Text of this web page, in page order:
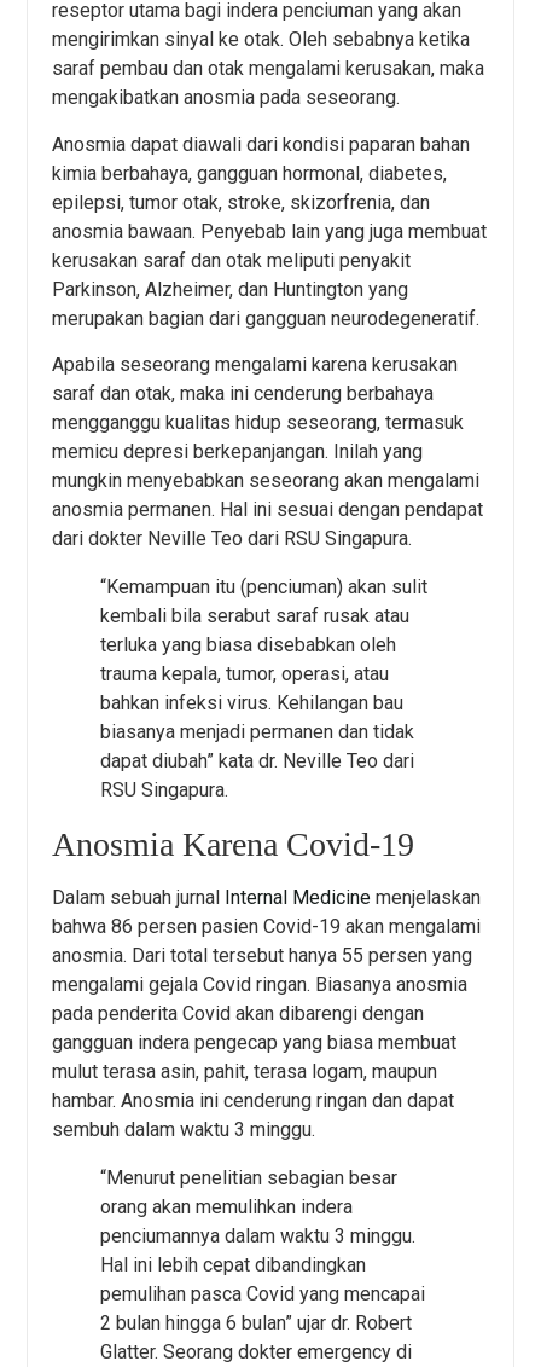
reseptor utama bagi indera penciuman yang akan
mengirimkan sinyal ke otak. Oleh sebabnya ketika
saraf pembau dan otak mengalami kerusakan, maka
mengakibatkan anosmia pada seseorang.
Anosmia dapat diawali dari kondisi paparan bahan
kimia berbahaya, gangguan hormonal, diabetes,
epilepsi, tumor otak, stroke, skizorfrenia, dan
anosmia bawaan. Penyebab lain yang juga membuat
kerusakan saraf dan otak meliputi penyakit
Parkinson, Alzheimer, dan Huntington yang
merupakan bagian dari gangguan neurodegeneratif.
Apabila seseorang mengalami karena kerusakan
saraf dan otak, maka ini cenderung berbahaya
mengganggu kualitas hidup seseorang, termasuk
memicu depresi berkepanjangan. Inilah yang
mungkin menyebabkan seseorang akan mengalami
anosmia permanen. Hal ini sesuai dengan pendapat
dari dokter Neville Teo dari RSU Singapura.
“Kemampuan itu (penciuman) akan sulit
kembali bila serabut saraf rusak atau
terluka yang biasa disebabkan oleh
trauma kepala, tumor, operasi, atau
bahkan infeksi virus. Kehilangan bau
biasanya menjadi permanen dan tidak
dapat diubah” kata dr. Neville Teo dari
RSU Singapura.
Anosmia Karena Covid-19
Dalam sebuah jurnal Internal Medicine menjelaskan
bahwa 86 persen pasien Covid-19 akan mengalami
anosmia. Dari total tersebut hanya 55 persen yang
mengalami gejala Covid ringan. Biasanya anosmia
pada penderita Covid akan dibarengi dengan
gangguan indera pengecap yang biasa membuat
mulut terasa asin, pahit, terasa logam, maupun
hambar. Anosmia ini cenderung ringan dan dapat
sembuh dalam waktu 3 minggu.
“Menurut penelitian sebagian besar
orang akan memulihkan indera
penciumannya dalam waktu 3 minggu.
Hal ini lebih cepat dibandingkan
pemulihan pasca Covid yang mencapai
2 bulan hingga 6 bulan” ujar dr. Robert
Glatter. Seorang dokter emergency di